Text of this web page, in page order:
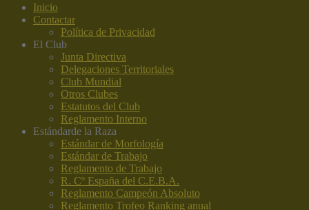
Inicio
Contactar
Política de Privacidad
El Club
Junta Directiva
Delegaciones Territoriales
Club Mundial
Otros Clubes
Estatutos del Club
Reglamento Interno
Estándarde la Raza
Estándar de Morfología
Estándar de Trabajo
Reglamento de Trabajo
R. Cº España del C.E.B.A.
Reglamento Campeón Absoluto
Reglamento Trofeo Ranking anual